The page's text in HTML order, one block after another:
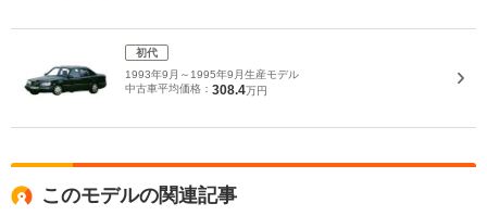
初代
1993年9月～1995年9月生産モデル
中古車平均価格： 308.4万円
このモデルの関連記事